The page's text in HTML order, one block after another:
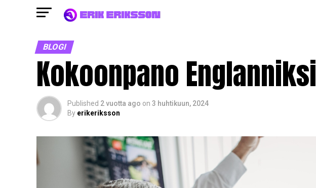
BLOGI
Kokoonpano Englanniksi
Published 2 vuotta ago on 3 huhtikuun, 2024
By erikeriksson